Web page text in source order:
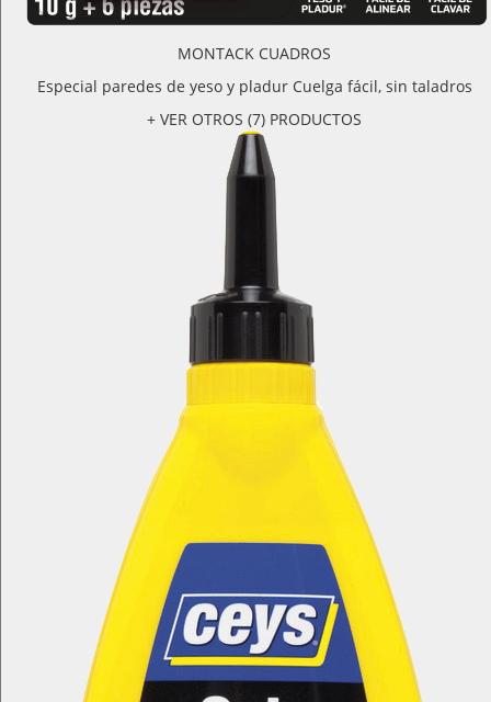
MONTACK CUADROS
Especial paredes de yeso y pladur Cuelga fácil, sin taladros
+ VER OTROS (7) PRODUCTOS